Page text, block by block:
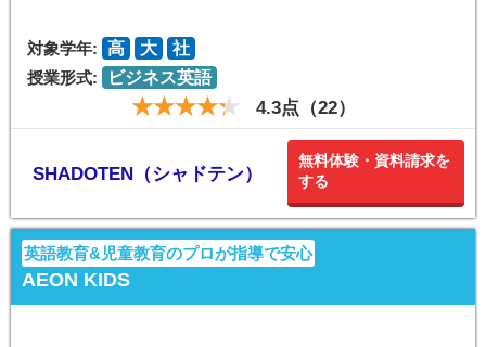
対象学年: 高 大
社
授業形式:
ビジネス英語
4.3点（22）
SHADOTEN（シャドテン）
無料体験・資料請求を
する
英語教育&児童教育のプロが指導で安心
AEON KIDS